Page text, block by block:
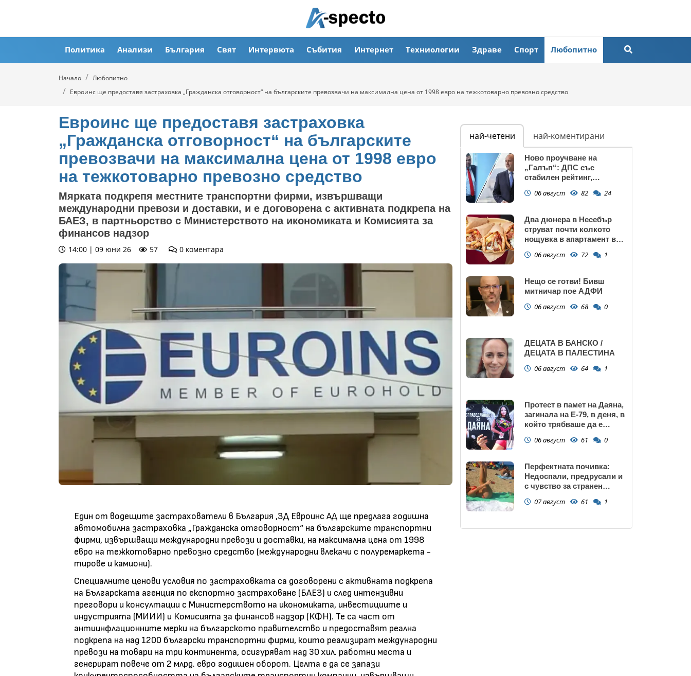
Политика Анализи България Свят Интервюта Събития Интернет Техниологии Здраве Спорт Любопитно
Начало
Любопитно
Евроинс ще предоставя застраховка „Гражданска отговорност“ на българските превозвачи на максимална цена от 1998 евро на тежкотоварно превозно средство
Евроинс ще предоставя застраховка
„Гражданска отговорност“ на българските
превозвачи на максимална цена от 1998 евро
на тежкотоварно превозно средство
Мярката подкрепя местните транспортни фирми, извършващи
международни превози и доставки, и е договорена с активната подкрепа на
БАЕЗ, в партньорство с Министерството на икономиката и Комисията за
финансов надзор
14:00 | 09 юни 26 57 0 коментара
Един от водещите застрахователи в България ,ЗД Евроинс АД ще предлага годишна
автомобилна застраховка „Гражданска отговорност“ на българските транспортни
фирми, извършващи международни превози и доставки, на максимална цена от 1998
евро на тежкотоварно превозно средство (международни влекачи с полуремаркета -
тирове и камиони).
Специалните ценови условия по застраховката са договорени с активната подкрепа
на Българската агенция по експортно застраховане (БАЕЗ) и след интензивни
преговори и консултации с Министерството на икономиката, инвестициите и
индустрията (МИИИ) и Комисията за финансов надзор (КФН). Те са част от
антиинфлационните мерки на българското правителство и предоставят реална
подкрепа на над 1200 български транспортни фирми, които реализират международни
превози на товари на три континента, осигуряват над 30 хил. работни места и
генерират повече от 2 млрд. евро годишен оборот. Целта е да се запази
най-четени най-коментирани
Ново проучване на
„Галъп“: ДПС със
стабилен рейтинг,
запазва
06 август 82 24
Два дюнера в Несебър
струват почти колкото
нощувка в апартамент в
06 август 72 1
Нещо се готви! Бивш
митничар пое АДФИ
06 август 68 0
ДЕЦАТА В БАНСКО /
ДЕЦАТА В ПАЛЕСТИНА
06 август 64 1
Протест в памет на Даяна,
загинала на Е-79, в деня, в
който трябваше да е
06 август 61 0
Перфектната почивка:
Недоспали, предрусали и
с чувство за странен
07 август 61 1